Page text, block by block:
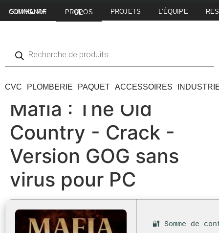
SUIVRE MA COMMANDE A PROPOS DE PROJETS L'ÉQUIPE
CVC PLOMBERIE PAQUET ACCESSOIRES
Mafia : The Old
Country - Crack -
Version GOG sans
virus pour PC
🔐 Somme de